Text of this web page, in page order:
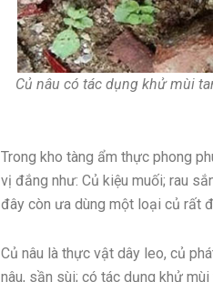
Củ nâu có tác dụng khử mùi
Trong kho tàng ẩm thực phong
vị đắng như: Củ kiệu muối; rau
đây còn ưa dùng một loại củ rất
Củ nâu là thực vật dây leo, củ
nâu, sần sùi; có tác dụng khử